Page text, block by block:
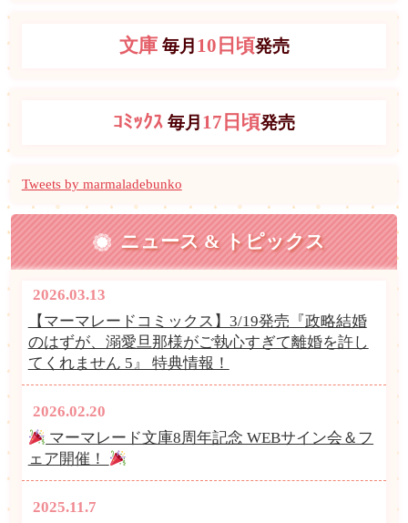
文庫毎月 10日頃発売
ｺﾐｯｸｽ 毎月 17日頃発売
Tweets by marmaladebunko
ニュース & トピックス
2026.03.13
【マーマレードコミックス】3/19発売『政略結婚
のはずが、溺愛旦那様がご執心すぎて離婚を許し
てくれません 5』 特典情報！
2026.02.20
マーマレード文庫8周年記念 WEBサイン会＆フ
ェア開催！
2025.11.7